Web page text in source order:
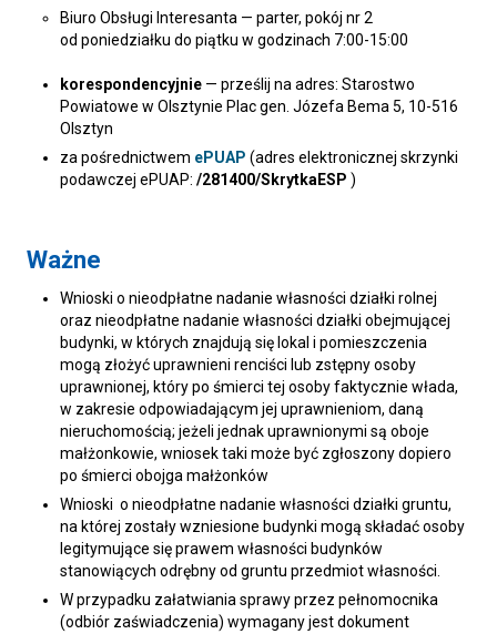
Biuro Obsługi Interesanta — parter, pokój nr 2
od poniedziałku do piątku w godzinach 7:00-15:00
korespondencyjnie — prześlij na adres: Starostwo
Powiatowe w Olsztynie Plac gen. Józefa Bema 5, 10-516
Olsztyn
za pośrednictwem ePUAP (adres elektronicznej skrzynki
podawczej ePUAP: /281400/SkrytkaESP )
Ważne
Wnioski o nieodpłatne nadanie własności działki rolnej
oraz nieodpłatne nadanie własności działki obejmującej
budynki, w których znajdują się lokal i pomieszczenia
mogą złożyć uprawnieni renciści lub zstępny osoby
uprawnionej, który po śmierci tej osoby faktycznie włada,
w zakresie odpowiadającym jej uprawnieniom, daną
nieruchomością; jeżeli jednak uprawnionymi są oboje
małżonkowie, wniosek taki może być zgłoszony dopiero
po śmierci obojga małżonków
Wnioski o nieodpłatne nadanie własności działki gruntu,
na której zostały wzniesione budynki mogą składać osoby
legitymujące się prawem własności budynków
stanowiących odrębny od gruntu przedmiot własności.
W przypadku załatwiania sprawy przez pełnomocnika
(odbiór zaświadczenia) wymagany jest dokument